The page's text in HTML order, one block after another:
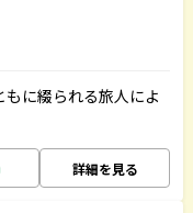
に綴られる旅人によ
詳細を見る